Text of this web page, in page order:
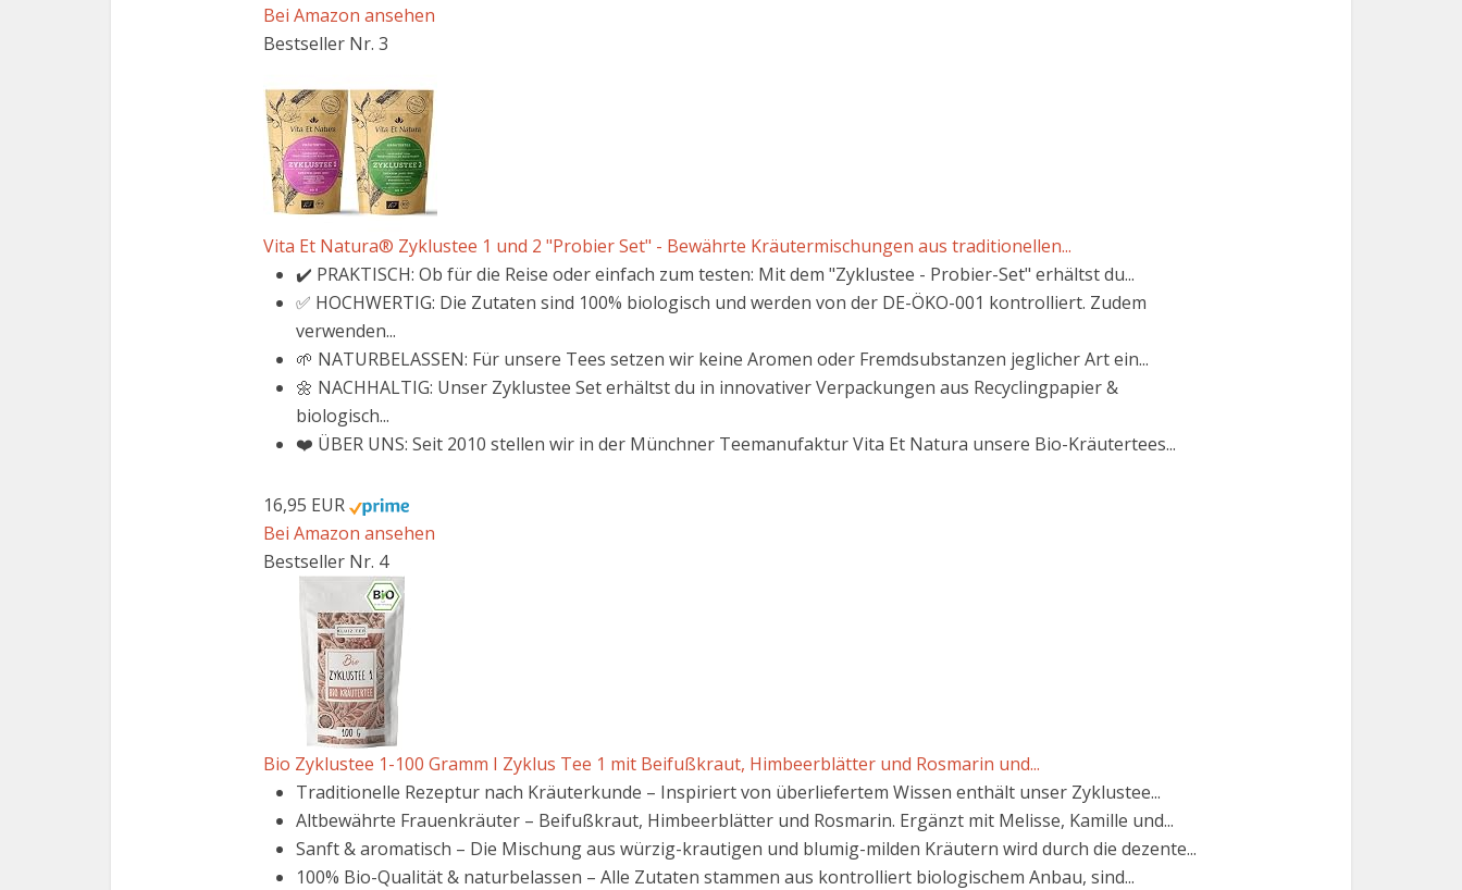
Bei Amazon ansehen
Bestseller Nr. 3
Vita Et Natura® Zyklustee 1 und 2 "Probier Set" - Bewährte Kräutermischungen aus traditionellen...
✔️ PRAKTISCH: Ob für die Reise oder einfach zum testen: Mit dem "Zyklustee - Probier-Set" erhältst du...
✅ HOCHWERTIG: Die Zutaten sind 100% biologisch und werden von der DE-ÖKO-001 kontrolliert. Zudem
verwenden...
🌱 NATURBELASSEN: Für unsere Tees setzen wir keine Aromen oder Fremdsubstanzen jeglicher Art ein...
🌼 NACHHALTIG: Unser Zyklustee Set erhältst du in innovativer Verpackungen aus Recyclingpapier &
biologisch...
❤️ ÜBER UNS: Seit 2010 stellen wir in der Münchner Teemanufaktur Vita Et Natura unsere Bio-Kräutertees...
16,95 EUR
Bei Amazon ansehen
Bestseller Nr. 4
Bio Zyklustee 1-100 Gramm I Zyklus Tee 1 mit Beifußkraut, Himbeerblätter und Rosmarin und...
Traditionelle Rezeptur nach Kräuterkunde – Inspiriert von überliefertem Wissen enthält unser Zyklustee...
Altbewährte Frauenkräuter – Beifußkraut, Himbeerblätter und Rosmarin. Ergänzt mit Melisse, Kamille und...
Sanft & aromatisch – Die Mischung aus würzig-krautigen und blumig-milden Kräutern wird durch die dezente...
100% Bio-Qualität & naturbelassen – Alle Zutaten stammen aus kontrolliert biologischem Anbau, sind...